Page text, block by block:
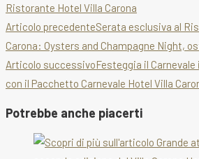
Ristorante Hotel Villa Carona
Leggi
altri
articoli
Articolo precedenteSerata esclusiva al
Carona: Oysters and Champagne Night,
Articolo successivoFesteggia il
con il Pacchetto Carnevale Hotel Villa
Potrebbe anche piacerti